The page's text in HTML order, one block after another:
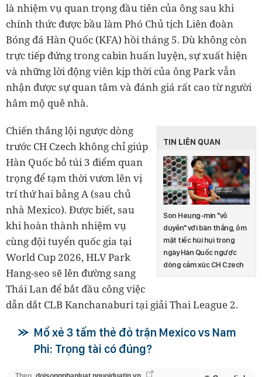
là nhiệm vụ quan trọng đầu tiên của ông sau khi
chính thức được bầu làm Phó Chủ tịch Liên đoàn
Bóng đá Hàn Quốc (KFA) hồi tháng 5. Dù không còn
trực tiếp đứng trong cabin huấn luyện, sự xuất hiện
và những lời động viên kịp thời của ông Park vẫn
nhận được sự quan tâm và đánh giá rất cao từ người
hâm mộ quê nhà.
TIN LIÊN QUAN
Son Heung-min "vô
duyên" với bàn thắng, ôm
mặt tiếc hùi hụi trong
ngày Hàn Quốc ngược
dòng cảm xúc CH Czech
Chiến thắng lội ngược dòng
trước CH Czech không chỉ giúp
Hàn Quốc bỏ túi 3 điểm quan
trọng để tạm thời vươn lên vị
trí thứ hai bảng A (sau chủ
nhà Mexico). Được biết, sau
khi hoàn thành nhiệm vụ
cùng đội tuyển quốc gia tại
World Cup 2026, HLV Park
Hang-seo sẽ lên đường sang
Thái Lan để bắt đầu công việc
dẫn dắt CLB Kanchanaburi tại giải Thai League 2.
Mổ xẻ 3 tấm thẻ đỏ trận Mexico vs Nam
Phi: Trọng tài có đúng?